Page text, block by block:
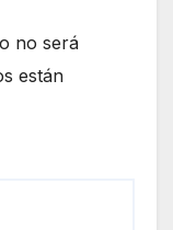
no será
están